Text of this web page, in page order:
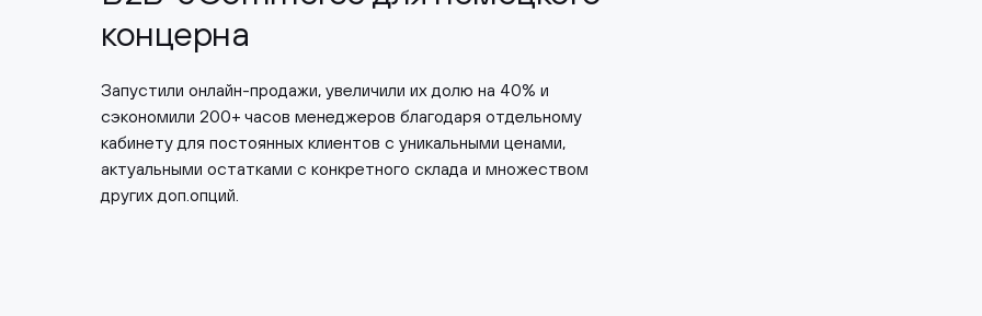
концерна
Запустили онлайн-продажи, увеличили их долю на 40% и
сэкономили 200+ часов менеджеров благодаря отдельному
кабинету для постоянных клиентов с уникальными ценами,
актуальными остатками с конкретного склада и множеством
других доп.опций.